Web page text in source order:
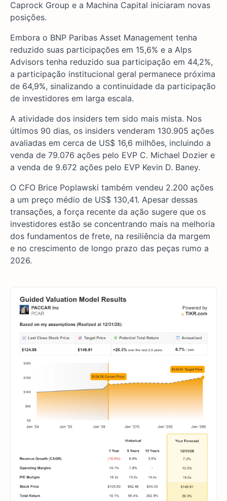
Caprock Group e a Machina Capital iniciaram novas
posições.
Embora o BNP Paribas Asset Management tenha
reduzido suas participações em 15,6% e a Alps
Advisors tenha reduzido sua participação em 44,2%,
a participação institucional geral permanece próxima
de 64,9%, sinalizando a continuidade da participação
de investidores em larga escala.
A atividade dos insiders tem sido mais mista. Nos
últimos 90 dias, os insiders venderam 130.905 ações
avaliadas em cerca de US$ 16,6 milhões, incluindo a
venda de 79.076 ações pelo EVP C. Michael Dozier e
a venda de 9.672 ações pelo EVP Kevin D. Baney.
O CFO Brice Poplawski também vendeu 2.200 ações
a um preço médio de US$ 130,41. Apesar dessas
transações, a força recente da ação sugere que os
investidores estão se concentrando mais na melhoria
dos fundamentos de frete, na resiliência da margem
e no crescimento de longo prazo das peças rumo a
2026.